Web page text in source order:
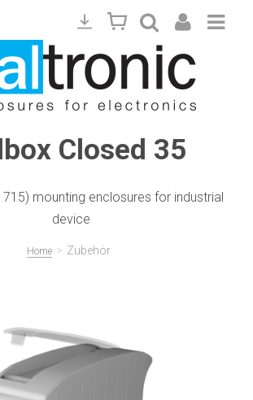
Closed 35
715) mounting enclosures for industrial
device
Home > Zubehör